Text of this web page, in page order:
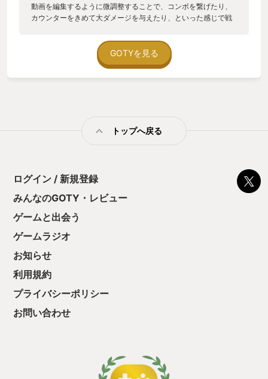
動画を編集するように微調整することで、コンボを繋げたり、
カウンターをきめて大ダメージを与えたり、といった感じで戦
ロPと言われる作曲家の方々によって作られた楽曲が、それぞれ
対応する中ボスキャラクターのイメージを掘り下げる役割を果
たしているのが素晴らしかったです。 今年発売のゲームではあ
GOTYを見る
トップへ戻る
ログイン / 新規登録
みんなのGOTY・レビュー
ゲームと出会う
ゲームラジオ
お知らせ
利用規約
プライバシーポリシー
お問い合わせ